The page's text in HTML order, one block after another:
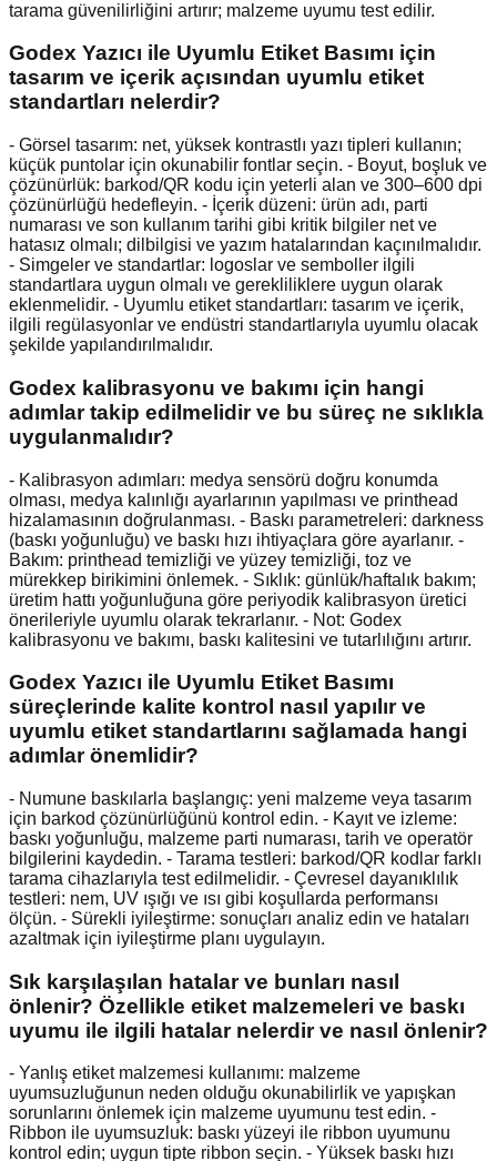
tarama güvenilirliğini artırır; malzeme uyumu test edilir.
Godex Yazıcı ile Uyumlu Etiket Basımı için
tasarım ve içerik açısından uyumlu etiket
standartları nelerdir?
- Görsel tasarım: net, yüksek kontrastlı yazı tipleri kullanın;
küçük puntolar için okunabilir fontlar seçin. - Boyut, boşluk ve
çözünürlük: barkod/QR kodu için yeterli alan ve 300–600 dpi
çözünürlüğü hedefleyin. - İçerik düzeni: ürün adı, parti
numarası ve son kullanım tarihi gibi kritik bilgiler net ve
hatasız olmalı; dilbilgisi ve yazım hatalarından kaçınılmalıdır.
- Simgeler ve standartlar: logoslar ve semboller ilgili
standartlara uygun olmalı ve gerekliliklere uygun olarak
eklenmelidir. - Uyumlu etiket standartları: tasarım ve içerik,
ilgili regülasyonlar ve endüstri standartlarıyla uyumlu olacak
şekilde yapılandırılmalıdır.
Godex kalibrasyonu ve bakımı için hangi
adımlar takip edilmelidir ve bu süreç ne sıklıkla
uygulanmalıdır?
- Kalibrasyon adımları: medya sensörü doğru konumda
olması, medya kalınlığı ayarlarının yapılması ve printhead
hizalamasının doğrulanması. - Baskı parametreleri: darkness
(baskı yoğunluğu) ve baskı hızı ihtiyaçlara göre ayarlanır. -
Bakım: printhead temizliği ve yüzey temizliği, toz ve
mürekkep birikimini önlemek. - Sıklık: günlük/haftalık bakım;
üretim hattı yoğunluğuna göre periyodik kalibrasyon üretici
önerileriyle uyumlu olarak tekrarlanır. - Not: Godex
kalibrasyonu ve bakımı, baskı kalitesini ve tutarlılığını artırır.
Godex Yazıcı ile Uyumlu Etiket Basımı
süreçlerinde kalite kontrol nasıl yapılır ve
uyumlu etiket standartlarını sağlamada hangi
adımlar önemlidir?
- Numune baskılarla başlangıç: yeni malzeme veya tasarım
için barkod çözünürlüğünü kontrol edin. - Kayıt ve izleme:
baskı yoğunluğu, malzeme parti numarası, tarih ve operatör
bilgilerini kaydedin. - Tarama testleri: barkod/QR kodlar farklı
tarama cihazlarıyla test edilmelidir. - Çevresel dayanıklılık
testleri: nem, UV ışığı ve ısı gibi koşullarda performansı
ölçün. - Sürekli iyileştirme: sonuçları analiz edin ve hataları
azaltmak için iyileştirme planı uygulayın.
Sık karşılaşılan hatalar ve bunları nasıl
önlenir? Özellikle etiket malzemeleri ve baskı
uyumu ile ilgili hatalar nelerdir ve nasıl önlenir?
- Yanlış etiket malzemesi kullanımı: malzeme
uyumsuzluğunun neden olduğu okunabilirlik ve yapışkan
sorunlarını önlemek için malzeme uyumunu test edin. -
Ribbon ile uyumsuzluk: baskı yüzeyi ile ribbon uyumunu
kontrol edin; uygun tipte ribbon seçin. - Yüksek baskı hızı